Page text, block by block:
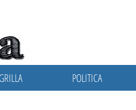
POLITICA